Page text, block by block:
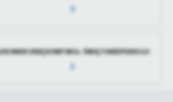
URZĘDOWY WOJ. ŚWIĘTOKRZYSKIEGO